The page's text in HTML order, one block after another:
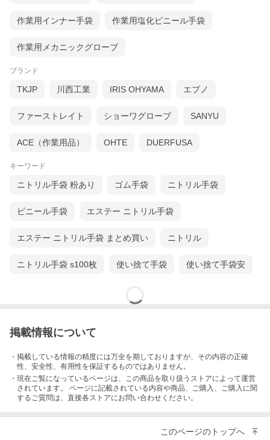
作業用インナー手袋 作業用塩化ビニール手袋
作業用メカニックグローブ
ブランド
TKJP 川西工業 IRIS OHYAMA エブノ
ファーストレイト ショーワグローブ SANYU
ACE（作業用品） OHTE DUERFUSA
キーワード
ニトリル手袋 粉あり ゴム手袋 ニトリル手袋
ビニール手袋 エステー ニトリル手袋
エステー ニトリル手袋 まとめ買い ニトリル
ニトリル手袋 s100枚 使い捨て手袋 使い捨て手袋安
掲載情報について
・掲載している情報の精度には万全を期しておりますが、その内容の正確
性、安全性、有用性を保証するものではありません。
・現在ご覧になっているページは、この商品を取り扱うストアによって運営
されています。 ページに記載されている内容や商品、ご購入 、ご購入に関
するご質問は、直接各ストアにお問い合わせください。
このページのトップへ